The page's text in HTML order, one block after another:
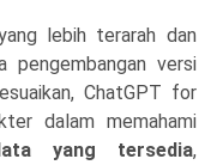
lebih terarah dan
pengembangan versi
ChatGPT for
dalam memahami
yang tersedia,